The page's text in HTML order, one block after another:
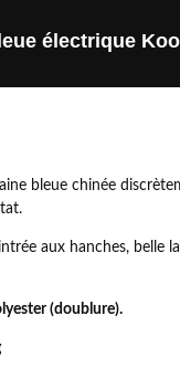
électrique
bleue chinée
aux hanches, belle
(doublure).